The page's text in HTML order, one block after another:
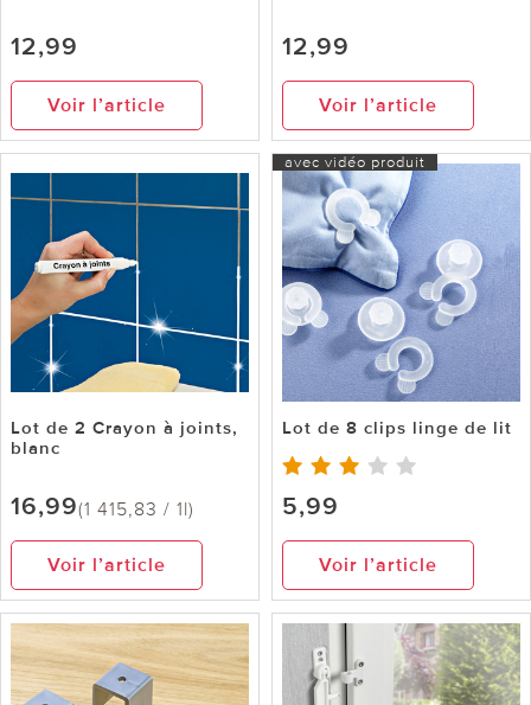
12,99
Voir l’article
12,99
Voir l’article
Lot de 2 Crayon à joints,
blanc
16,99(1 415,83 / 1l)
Voir l’article
avec vidéo produit
Lot de 8 clips linge de lit
5,99
Voir l’article